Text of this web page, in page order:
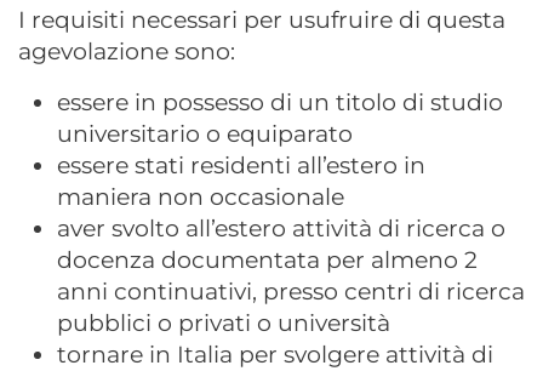
I requisiti necessari per usufruire di questa
agevolazione sono:
essere in possesso di un titolo di studio
universitario o equiparato
essere stati residenti all’estero in
maniera non occasionale
aver svolto all’estero attività di ricerca o
docenza documentata per almeno 2
anni continuativi, presso centri di ricerca
pubblici o privati o università
tornare in Italia per svolgere attività di